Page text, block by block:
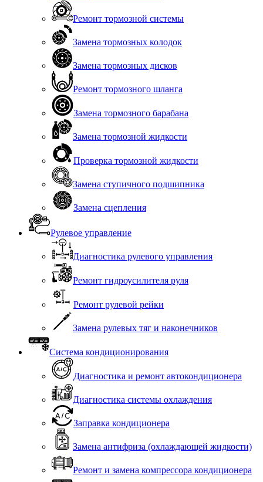
Ремонт тормозной системы
Замена тормозных колодок
Замена тормозных дисков
Ремонт тормозного шланга
Замена тормозного барабана
Замена тормозной жидкости
Проверка тормозной жидкости
Замена ступичного подшипника
Замена сцепления
Рулевое управление
Диагностика рулевого управления
Ремонт гидроусилителя руля
Ремонт рулевой рейки
Замена рулевых тяг и наконечников
Система кондиционирования
Диагностика и ремонт автокондиционера
Диагностика системы охлаждения
Заправка кондиционера
Замена антифриза (охлаждающей жидкости)
Ремонт и замена компрессора кондиционера